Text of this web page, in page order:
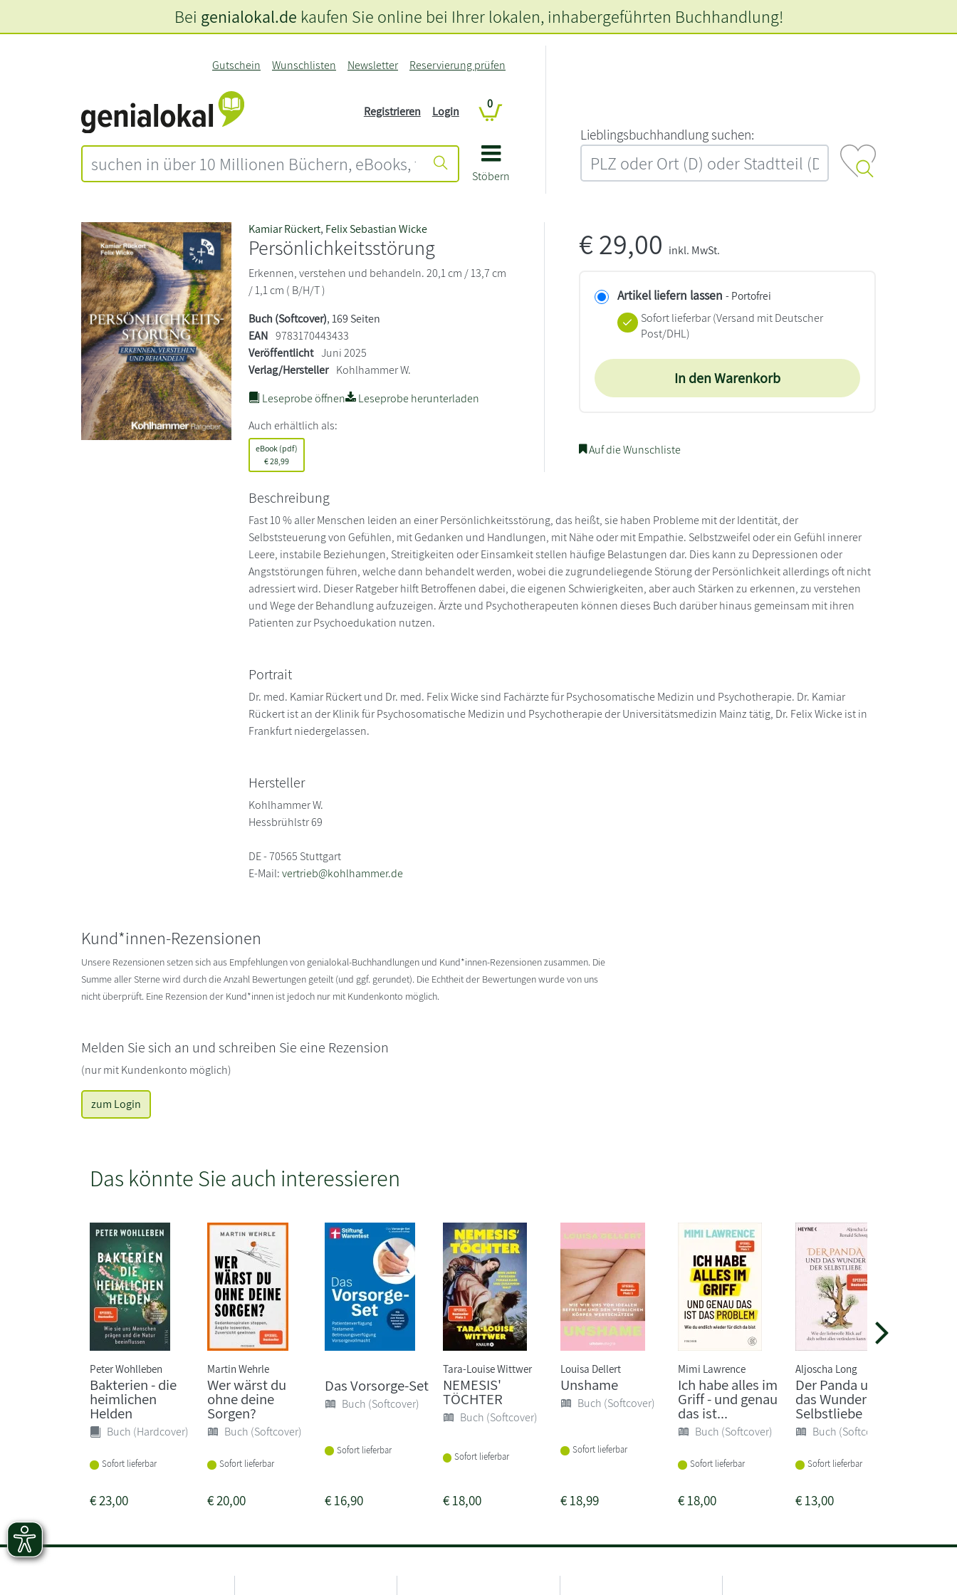
Stöbern
Gutschein Wunschlisten Newsletter Reservierung prüfen
Registrieren Login
0
L‍i‍e‍b‍l‍i‍n‍g‍s‍b‍u‍c‍h‍h‍a‍n‍d‍l‍u‍n‍g‍ ‍s‍u‍c‍h‍e‍n‍:‍
Bei genialokal.de kaufen Sie online bei Ihrer lokalen, inhabergeführten Buchhandlung!
Kamiar Rückert, Felix Sebastian Wicke
Persönlichkeitsstörung
Erkennen, verstehen und behandeln. 20,1 cm / 13,7 cm
/ 1,1 cm ( B/H/T )
Buch (Softcover), 169 Seiten
EAN 9783170443433
Veröffentlicht Juni 2025
Verlag/Hersteller Kohlhammer W.
Leseprobe öffnen
Leseprobe herunterladen
Auch erhältlich als:
eBook (pdf)
€28,99
€29,00 inkl. MwSt.
Artikel liefern lassen - Portofrei
Sofort lieferbar(Versand mit Deutscher
Post/DHL)
In den Warenkorb
Auf die Wunschliste
Beschreibung
Fast 10 % aller Menschen leiden an einer Persönlichkeitsstörung, das heißt, sie haben Probleme mit der Identität, der
Selbststeuerung von Gefühlen, mit Gedanken und Handlungen, mit Nähe oder mit Empathie. Selbstzweifel oder ein Gefühl innerer
Leere, instabile Beziehungen, Streitigkeiten oder Einsamkeit stellen häufige Belastungen dar. Dies kann zu Depressionen oder
Angststörungen führen, welche dann behandelt werden, wobei die zugrundeliegende Störung der Persönlichkeit allerdings oft nicht
adressiert wird. Dieser Ratgeber hilft Betroffenen dabei, die eigenen Schwierigkeiten, aber auch Stärken zu erkennen, zu verstehen
und Wege der Behandlung aufzuzeigen. Ärzte und Psychotherapeuten können dieses Buch darüber hinaus gemeinsam mit ihren
Patienten zur Psychoedukation nutzen.
Portrait
Dr. med. Kamiar Rückert und Dr. med. Felix Wicke sind Fachärzte für Psychosomatische Medizin und Psychotherapie. Dr. Kamiar
Rückert ist an der Klinik für Psychosomatische Medizin und Psychotherapie der Universitätsmedizin Mainz tätig, Dr. Felix Wicke ist in
Frankfurt niedergelassen.
Hersteller
Kohlhammer W.
Hessbrühlstr 69
DE - 70565 Stuttgart
E-Mail:vertrieb@kohlhammer.de
Kund*innen-Rezensionen
Unsere Rezensionen setzen sich aus Empfehlungen von genialokal-Buchhandlungen und Kund*innen-Rezensionen zusammen. Die
Summe aller Sterne wird durch die Anzahl Bewertungen geteilt (und ggf. gerundet). Die Echtheit der Bewertungen wurde von uns
nicht überprüft. Eine Rezension der Kund*innen ist jedoch nur mit Kundenkonto möglich.
Melden Sie sich an und schreiben Sie eine Rezension
(nur mit Kundenkonto möglich)
zum Login
Das könnte Sie auch interessieren
Peter Wohlleben
Bakterien - die
heimlichen
Helden
Buch (Hardcover)
Sofort lieferbar
€23,00
Martin Wehrle
Wer wärst du
ohne deine
Sorgen?
Buch (Softcover)
Sofort lieferbar
€20,00
Das Vorsorge-Set
Buch (Softcover)
Sofort lieferbar
€16,90
Tara-Louise Wittwer
NEMESIS'
TÖCHTER
Buch (Softcover)
Sofort lieferbar
€18,00
Louisa Dellert
Unshame
Buch (Softcover)
Sofort lieferbar
€18,99
Mimi Lawrence
Ich habe alles im
Griff - und genau
das ist...
Buch (Softcover)
Sofort lieferbar
€18,00
Aljoscha Long
Der Panda und
das Wunder der
Selbstliebe
Buch (Softcover)
Sofort lieferbar
€13,00